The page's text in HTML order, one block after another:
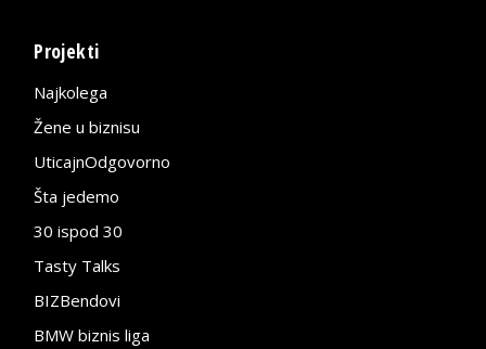
Projekti
Najkolega
Žene u biznisu
UticajnOdgovorno
Šta jedemo
30 ispod 30
Tasty Talks
BIZBendovi
BMW biznis liga